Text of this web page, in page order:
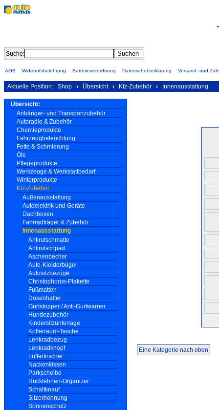
Suche:
AGB Widerrufsbelehrung Batterieverordnung Datenschutzerklärung Versand- und
Aktuelle Position: Shop › Übersicht › Kfz-Zubehör › Innenausstattung
Übersicht:
Anhänger- und Transportzubehör
Autoradio & Zubehör
Chemieprodukte
Fahrzeugbeleuchtung
Fette & Schmierung
Öle
Pflegeprodukte
Werkzeuge & Werkstattbedarf
Winterprodukte
Kfz-Zubehör
Außenausstattung
Autoelektrik und Geräte
Dachboxen
Fahrradträger & Zubehör
Innenausstattung
Antirutschmatte
Antirutschpad
Aschenbecher
Auto-Kleiderbügel
Autositzbezüge
Christophorus-Plakette
Fußmatten
Dosenhalter
Gurtstopper / Anti-Gurtwarner
Hundezubehör
Kindersitzunterlage
Kofferraum-Tasche
Lenkradbezug
Lenkradknopf
Lufterfirscher
Nackenkissen
Parkscheibe
Rücklehnen-Organizer
Schaltknauf
Sitzerhöhnung
Sonnenschutz
Eine Kategorie nach oben